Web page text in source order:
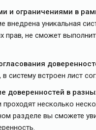
и ограничениями в
внедрена уникальная
прав, не сможет
в систему встроен лист
доверенностей в
несколько
разделе вы сможете